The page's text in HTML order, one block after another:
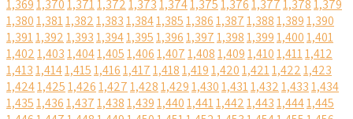
1,3691,3701,3711,3721,3731,3741,3751,3761,3771,3781,379
1,3801,3811,3821,3831,3841,3851,3861,3871,3881,3891,390
1,3911,3921,3931,3941,3951,3961,3971,3981,3991,4001,401
1,4021,4031,4041,4051,4061,4071,4081,4091,4101,4111,412
1,4131,4141,4151,4161,4171,4181,4191,4201,4211,4221,423
1,4241,4251,4261,4271,4281,4291,4301,4311,4321,4331,434
1,4351,4361,4371,4381,4391,4401,4411,4421,4431,4441,445